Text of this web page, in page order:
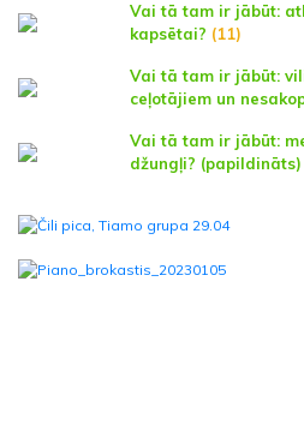
Vai tā tam ir jābūt:
kapsētai? (11)
Vai tā tam ir jābūt:
ceļotājiem un
Vai tā tam ir jābūt:
džungļi? (papildināts)